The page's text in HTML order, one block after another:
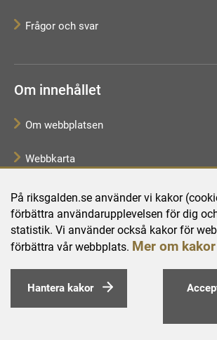
På riksgalden.se använder vi kakor
förbättra användarupplevelsen för dig
statistik. Vi använder också kakor för
förbättra vår webbplats. Mer om
Hantera kakor
Frågor och svar
Om innehållet
Om webbplatsen
Webbkarta
Tillgänglighetsredogörelse
Behandling av personuppgifter